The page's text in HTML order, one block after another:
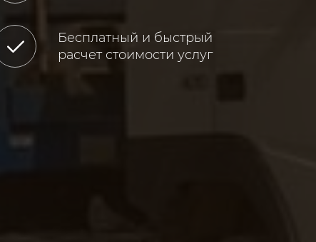
Бесплатный и быстрый
расчет стоимости услуг